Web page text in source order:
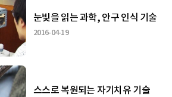
눈빛을 읽는 과학, 안구 인식 기술
2016-04-19
스스로 복원되는 자기치유 기술